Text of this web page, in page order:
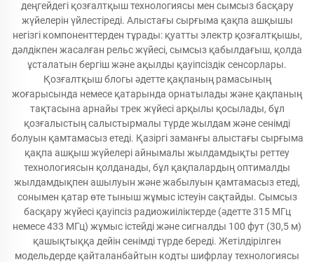
деңгейдегі қозғалтқыш технологиясы мен сымсыз басқару
жүйелерін үйлестіреді. Алыстағы сырғыма қақпа ашқышы
негізгі компоненттерден тұрады: қуатты электр қозғалтқышы,
дәлдікпен жасалған рельс жүйесі, сымсыз қабылдағыш, қолда
ұсталатын бергіш және ақылды қауіпсіздік сенсорлары.
Қозғалтқыш блогы әдетте қақпаның рамасының
жоғарысында немесе қатарында орнатылады және қақпаның
тақтасына арнайы трек жүйесі арқылы қосылады, бұл
қозғалыстың салыстырмалы түрде жылдам және сенімді
болуын қамтамасыз етеді. Қазіргі заманғы алыстағы сырғыма
қақпа ашқыш жүйелері айнымалы жылдамдықты реттеу
технологиясын қолданады, бұл қақпалардың оптималды
жылдамдықпен ашылуын және жабылуын қамтамасыз етеді,
сонымен қатар өте тыныш жұмыс істеуін сақтайды. Сымсыз
басқару жүйесі қауіпсіз радиожиіліктерде (әдетте 315 МГц
немесе 433 МГц) жұмыс істейді және сигналды 100 фут (30,5 м)
қашықтыққа дейін сенімді түрде береді. Жетілдірілген
модельдерде қайталанбайтын кодты шифрлау технологиясы